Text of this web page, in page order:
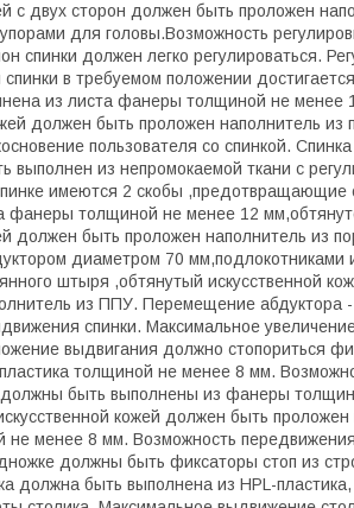
с двух сторон должен быть проложен
для головы.Возможность
спинки должен легко регулироваться.
в требуемом положении
из листа фанеры толщиной не менее
должен быть проложен наполнитель
пользователя со спинкой.
выполнен из непромокаемой ткани с
имеются 2 скобы ,предотвращающие
фанеры толщиной не менее 12
должен быть проложен наполнитель
диаметром 70
штыря ,обтянутый искусственной
из ППУ. Перемещение абдуктора
спинки. Максимальное
выдвигания должно стопориться
толщиной не менее 8 мм.
быть выполнены из фанеры
кожей должен быть
не менее 8 мм. Возможность
должны быть фиксаторы стоп из
должна быть выполнена из HPL-